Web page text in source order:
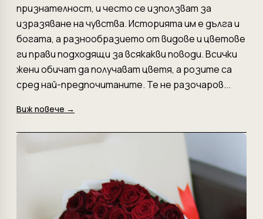
признателност, и често се използват за
изразяване на чувства. Историята им е дълга и
богата, а разнообразието от видове и цветове
ги прави подходящи за всякакви поводи. Всички
жени обичат да получават цветя, а розите са
сред най-предпочитаните. Те не разочаров...
Виж повече →